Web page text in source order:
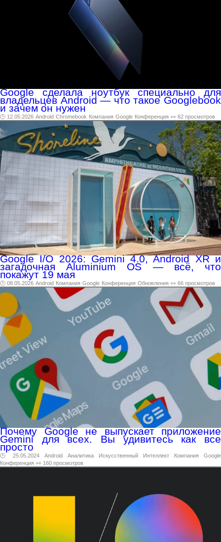
Google сделала ноутбук специально для
владельцев Android — что такое Googlebook
и зачем он нужен
🕑 12.05.2026 Android Chromebook Компания Google Конференция 👀 62 просмотров
Google I/O 2026: Gemini 4.0, Android XR и
загадочная Aluminium OS — всё, что
покажут 19 мая
🕑 08.05.2026 Android Компания Google Конференция Обновления 👀 66 просмотров
Почему Google не выпускает приложение
Gemini для всех. Вы удивитесь как все
просто
🕑 25.05.2024 Android Аналитика Искусственный Интеллект Компания
Google
Конференция 👀 160 просмотров